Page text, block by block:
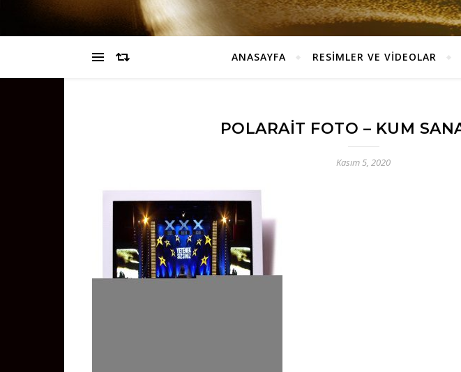
ANASAYFA RESİMLER VE VİDEOLAR
POLARAIT FOTO – KUM
Kasım 5, 2020